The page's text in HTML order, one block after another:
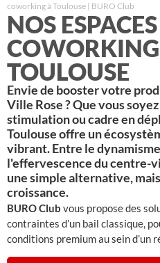
coworking à Toulouse | BURO Club
NOS
TOULOUSE
Envie de booster votre
Ville Rose ? Que vous
stimulation ou cadre en
Toulouse offre un
vibrant. Entre le
l'effervescence du centre-
une simple alternative,
croissance.
BURO Club vous propose des
contraintes d’un bail classique,
conditions premium au sein d’un